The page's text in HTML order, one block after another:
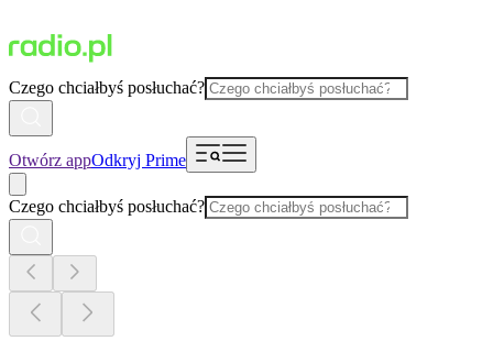
Czego chciałbyś posłuchać?
Otwórz appOdkryj Prime
Czego chciałbyś posłuchać?